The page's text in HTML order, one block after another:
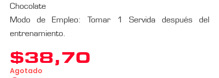
Chocolate
Modo de Empleo: Tomar 1 Servida después del
entrenamiento.
$38,70
Agotado